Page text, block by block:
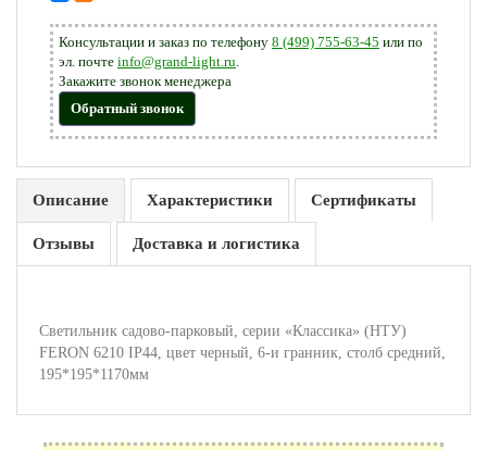
Консультации и заказ по телефону 8 (499) 755-63-45 или по
эл. почте info@grand-light.ru.
Закажите звонок менеджера
Обратный звонок
Описание Характеристики Сертификаты
Отзывы Доставка и логистика
Светильник садово-парковый, серии «Классика» (НТУ)
FERON 6210 IP44, цвет черный, 6-и гранник, столб средний,
195*195*1170мм